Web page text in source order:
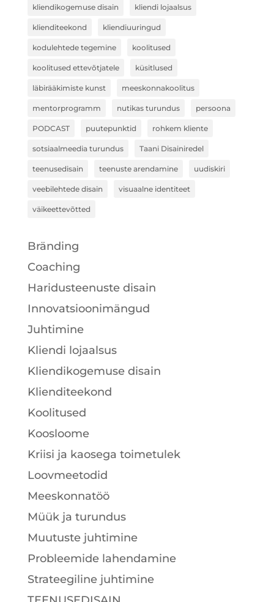
kliendikogemuse disain kliendi lojaalsus
klienditeekond kliendiuuringud
kodulehtede tegemine koolitused
koolitused ettevõtjatele küsitlused
läbirääkimiste kunst meeskonnakoolitus
mentorprogramm nutikas turundus persoona
PODCAST puutepunktid rohkem kliente
sotsiaalmeedia turundus Taani Disainiredel
teenusedisain teenuste arendamine uudiskiri
veebilehtede disain visuaalne identiteet
väikeettevõtted
Bränding
Coaching
Haridusteenuste disain
Innovatsioonimängud
Juhtimine
Kliendi lojaalsus
Kliendikogemuse disain
Klienditeekond
Koolitused
Koosloome
Kriisi ja kaosega toimetulek
Loovmeetodid
Meeskonnatöö
Müük ja turundus
Muutuste juhtimine
Probleemide lahendamine
Strateegiline juhtimine